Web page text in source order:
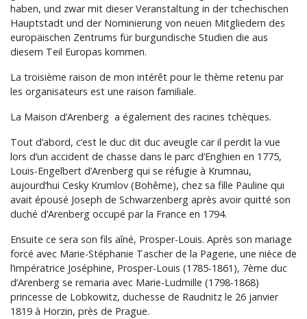
haben, und zwar mit dieser Veranstaltung in der tchechischen
Hauptstadt und der Nominierung von neuen Mitgliedern des
europäischen Zentrums für burgundische Studien die aus
diesem Teil Europas kommen.
La troisième raison de mon intérêt pour le thème retenu par
les organisateurs est une raison familiale.
La Maison d’Arenberg a également des racines tchèques.
Tout d’abord, c’est le duc dit duc aveugle car il perdit la vue
lors d’un accident de chasse dans le parc d’Enghien en 1775,
Louis-Engelbert d’Arenberg qui se réfugie à Krumnau,
aujourd’hui Cesky Krumlov (Bohême), chez sa fille Pauline qui
avait épousé Joseph de Schwarzenberg après avoir quitté son
duché d’Arenberg occupé par la France en 1794.
Ensuite ce sera son fils aîné, Prosper-Louis. Après son mariage
forcé avec Marie-Stéphanie Tascher de la Pagerie, une nièce de
l’impératrice Joséphine, Prosper-Louis (1785-1861), 7ème duc
d’Arenberg se remaria avec Marie-Ludmille (1798-1868)
princesse de Lobkowitz, duchesse de Raudnitz le 26 janvier
1819 à Horzin, près de Prague.